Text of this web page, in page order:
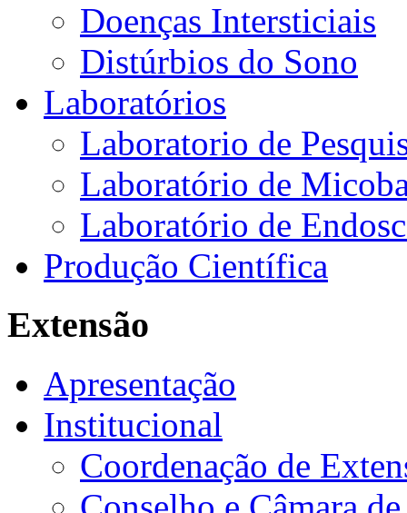
Doenças Intersticiais
Distúrbios do Sono
Laboratórios
Laboratorio de
Laboratório de
Laboratório de
Produção Científica
Extensão
Apresentação
Institucional
Coordenação de